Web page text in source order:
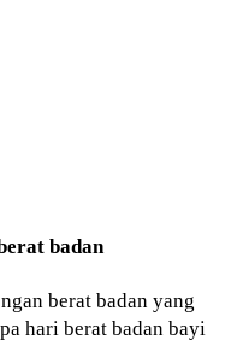
badan
berat badan yang
hari berat badan bayi